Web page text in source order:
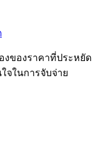
งของราคาที่ประหยัด
จในการจับจ่าย